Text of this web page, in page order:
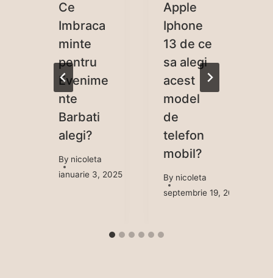
Ce
Imbraca
minte
pentru
Evenime
nte
Barbati
alegi?
By nicoleta
ianuarie 3, 2025
Apple
Iphone
13 de ce
sa alegi
acest
model
de
telefon
mobil?
By nicoleta
septembrie 19, 2021